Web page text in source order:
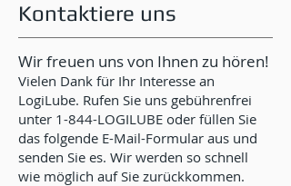
Kontaktiere uns
Wir freuen uns von Ihnen zu hören!
Vielen Dank für Ihr Interesse an
LogiLube. Rufen Sie uns gebührenfrei
unter 1-844-LOGILUBE oder füllen Sie
das folgende E-Mail-Formular aus und
senden Sie es. Wir werden so schnell
wie möglich auf Sie zurückkommen.